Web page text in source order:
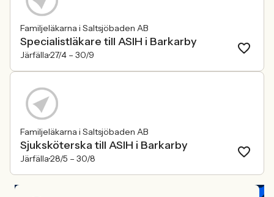
Familjeläkarna i Saltsjöbaden AB
Specialistläkare till ASIH i Barkarby
Järfälla27/4 – 30/9
Familjeläkarna i Saltsjöbaden AB
Sjuksköterska till ASIH i Barkarby
Järfälla28/5 – 30/8